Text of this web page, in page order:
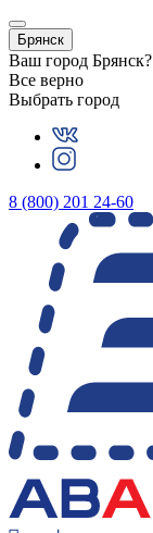
Брянск
Ваш город Брянск?
Все верно
Выбрать город
8 (800) 201 24-60